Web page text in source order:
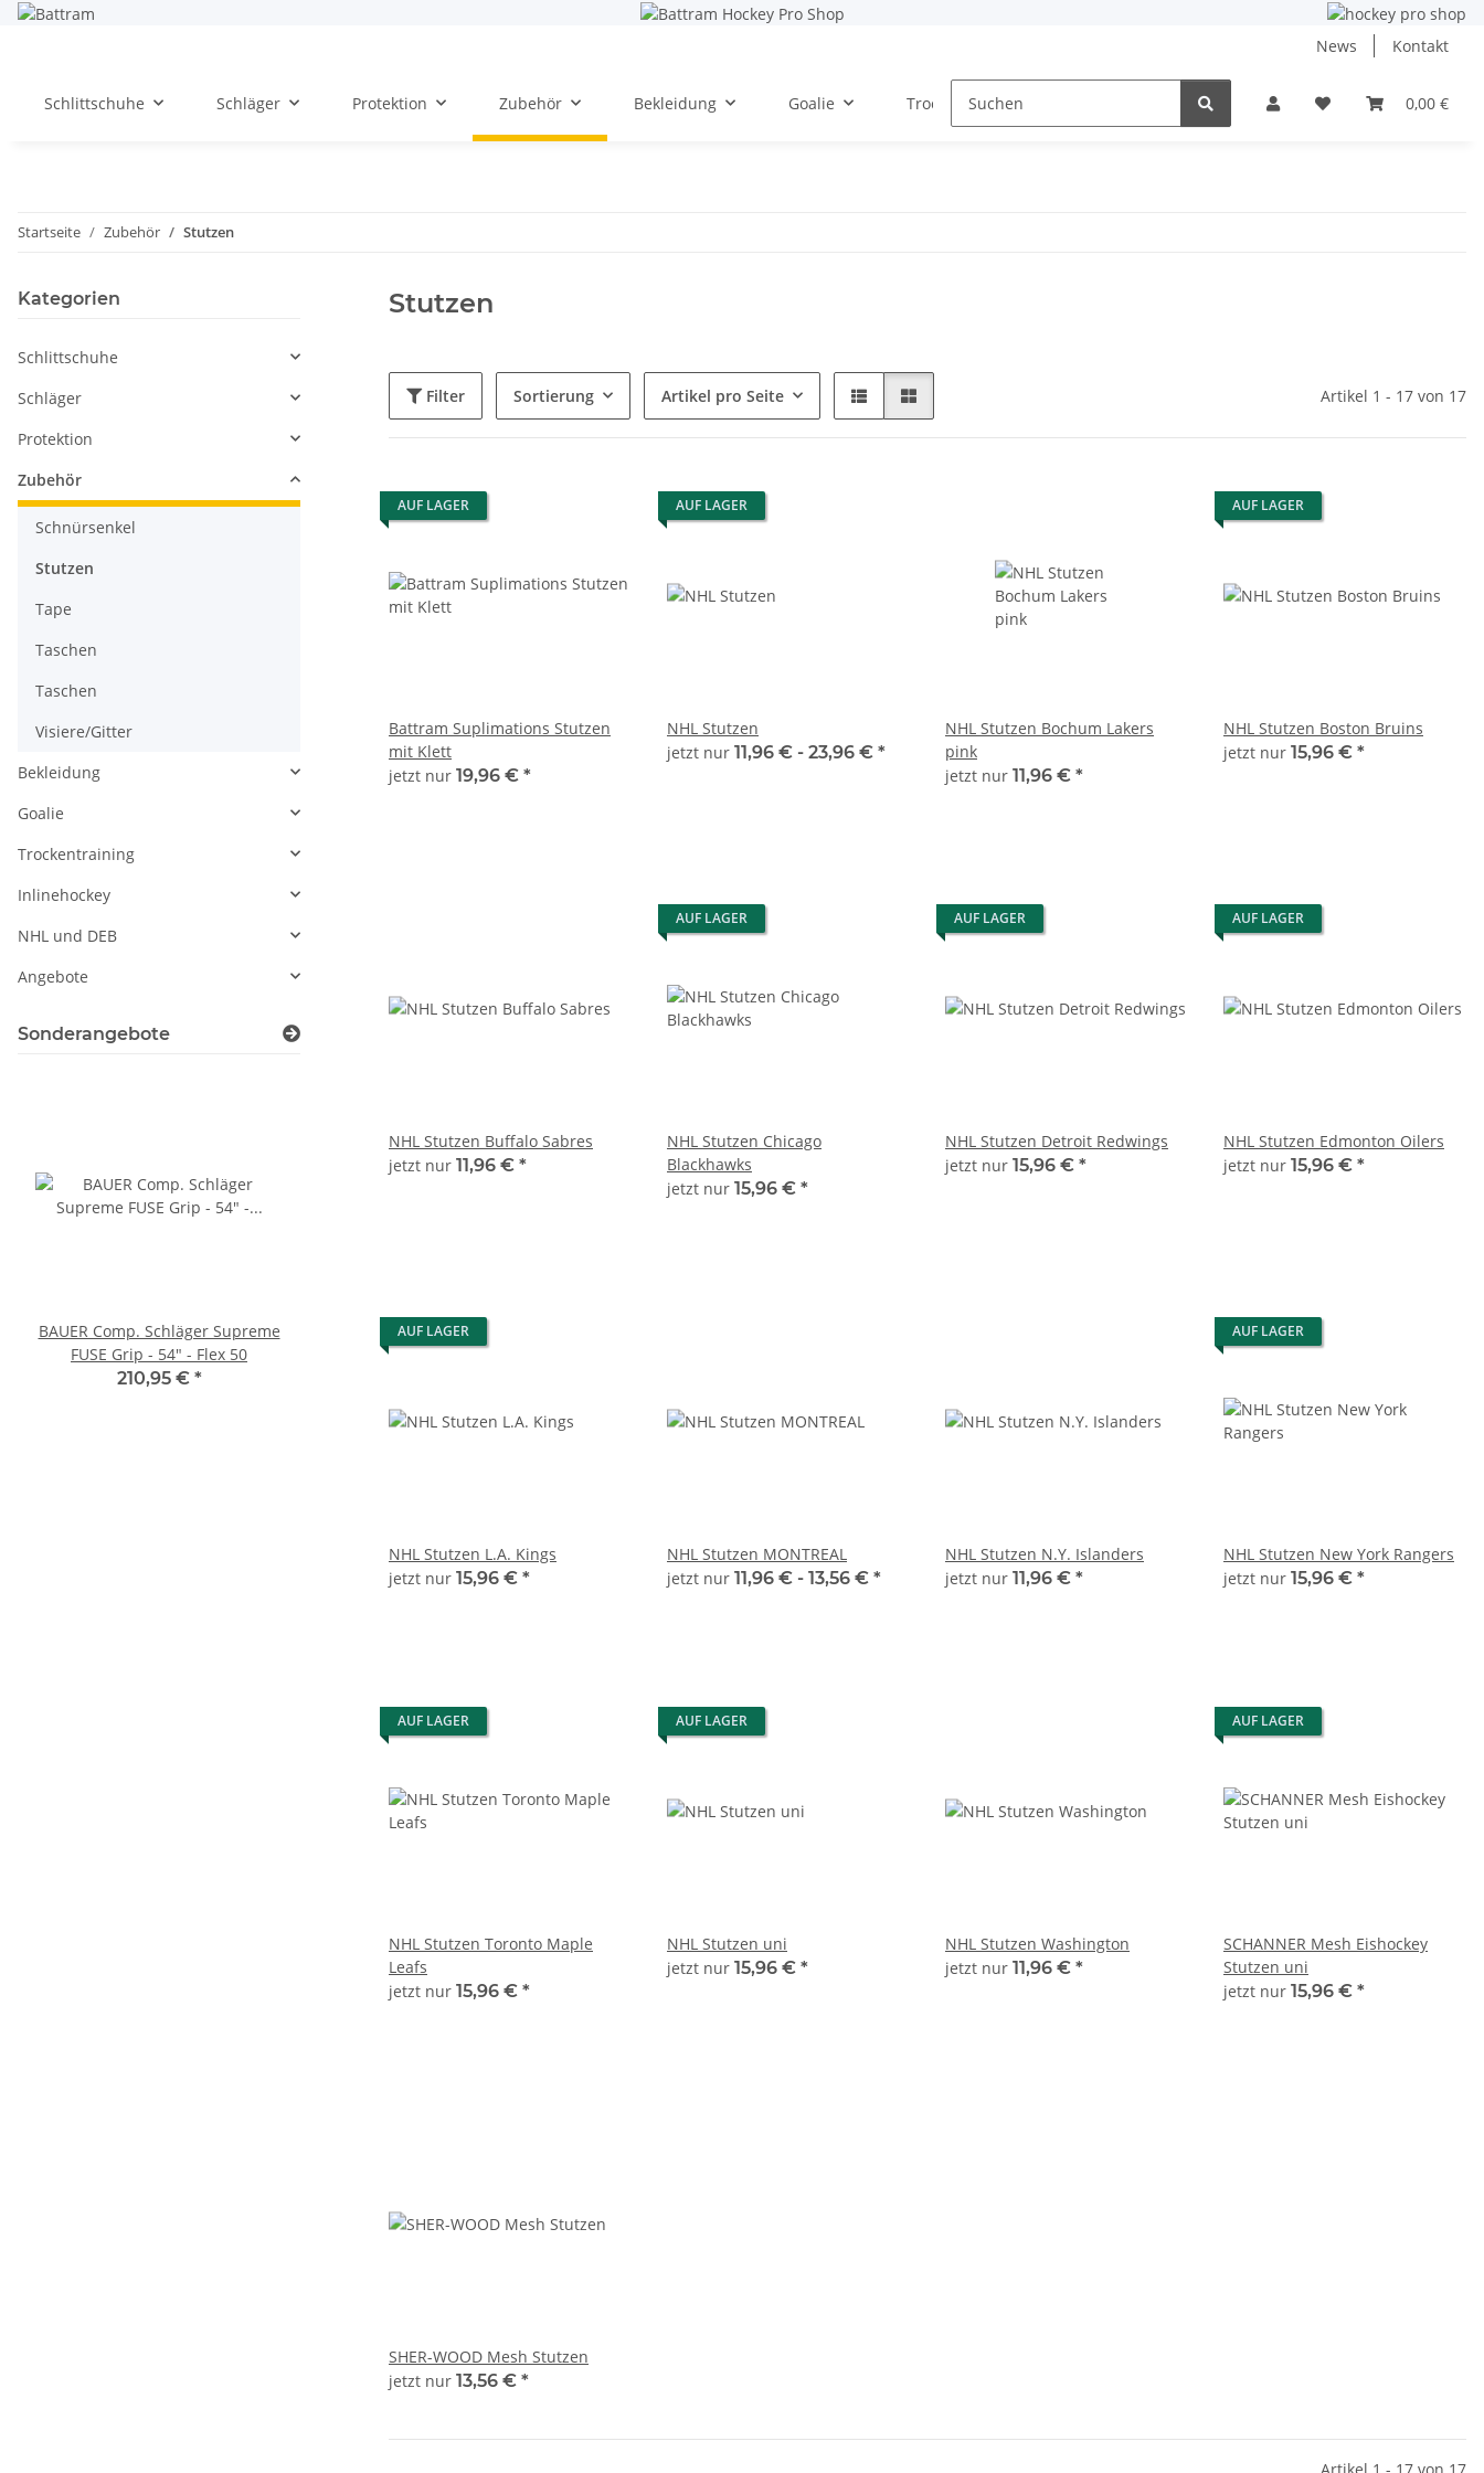
News Kontakt
0,00 €
Schlittschuhe Schläger Protektion Zubehör Bekleidung Goalie Trockentraining NHL und DEB
Startseite Zubehör Stutzen
Stutzen
Filter Sortierung Artikel pro Seite Artikel 1 - 17 von 17
AUF LAGER
Battram Suplimations Stutzen
mit Klett
jetzt nur 19,96 € *
AUF LAGER
NHL Stutzen
jetzt nur 11,96 € - 23,96 € *
NHL Stutzen Bochum Lakers
pink
jetzt nur 11,96 € *
AUF LAGER
NHL Stutzen Boston Bruins
jetzt nur 15,96 € *
NHL Stutzen Buffalo Sabres
jetzt nur 11,96 € *
AUF LAGER
NHL Stutzen Chicago
Blackhawks
jetzt nur 15,96 € *
AUF LAGER
NHL Stutzen Detroit Redwings
jetzt nur 15,96 € *
AUF LAGER
NHL Stutzen Edmonton Oilers
jetzt nur 15,96 € *
AUF LAGER
NHL Stutzen L.A. Kings
jetzt nur 15,96 € *
NHL Stutzen MONTREAL
jetzt nur 11,96 € - 13,56 € *
NHL Stutzen N.Y. Islanders
jetzt nur 11,96 € *
AUF LAGER
NHL Stutzen New York Rangers
jetzt nur 15,96 € *
AUF LAGER
NHL Stutzen Toronto Maple
Leafs
jetzt nur 15,96 € *
AUF LAGER
NHL Stutzen uni
jetzt nur 15,96 € *
NHL Stutzen Washington
jetzt nur 11,96 € *
AUF LAGER
SCHANNER Mesh Eishockey
Stutzen uni
jetzt nur 15,96 € *
SHER-WOOD Mesh Stutzen
jetzt nur 13,56 € *
Kategorien
Schlittschuhe
Schläger
Protektion
Zubehör
Schnürsenkel
Stutzen
Tape
Taschen
Taschen
Visiere/Gitter
Bekleidung
Goalie
Trockentraining
Inlinehockey
NHL und DEB
Angebote
Sonderangebote
BAUER Comp. Schläger Supreme
FUSE Grip - 54" - Flex 50
210,95 € *
BAUER Comp. Schläger Supreme
FUSE Grip - 58" - Flex 55